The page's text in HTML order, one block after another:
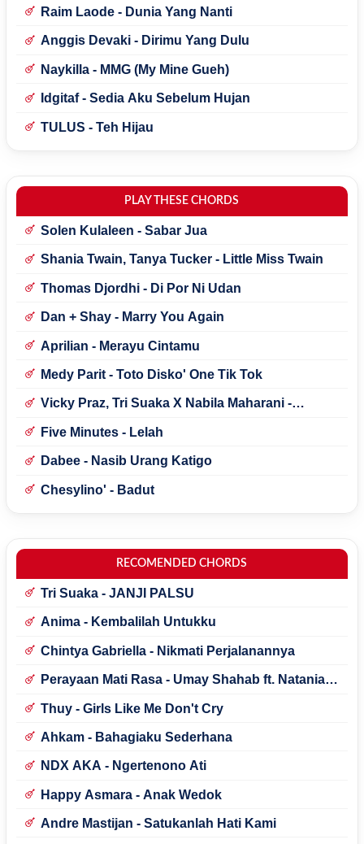
Raim Laode - Dunia Yang Nanti
Anggis Devaki - Dirimu Yang Dulu
Naykilla - MMG (My Mine Gueh)
Idgitaf - Sedia Aku Sebelum Hujan
TULUS - Teh Hijau
PLAY THESE CHORDS
Solen Kulaleen - Sabar Jua
Shania Twain, Tanya Tucker - Little Miss Twain
Thomas Djordhi - Di Por Ni Udan
Dan + Shay - Marry You Again
Aprilian - Merayu Cintamu
Medy Parit - Toto Disko' One Tik Tok
Vicky Praz, Tri Suaka X Nabila Maharani -
Five Minutes - Lelah
Dabee - Nasib Urang Katigo
Chesylino' - Badut
RECOMENDED CHORDS
Tri Suaka - JANJI PALSU
Anima - Kembalilah Untukku
Chintya Gabriella - Nikmati Perjalanannya
Perayaan Mati Rasa - Umay Shahab ft. Natania
Thuy - Girls Like Me Don't Cry
Ahkam - Bahagiaku Sederhana
NDX AKA - Ngertenono Ati
Happy Asmara - Anak Wedok
Andre Mastijan - Satukanlah Hati Kami